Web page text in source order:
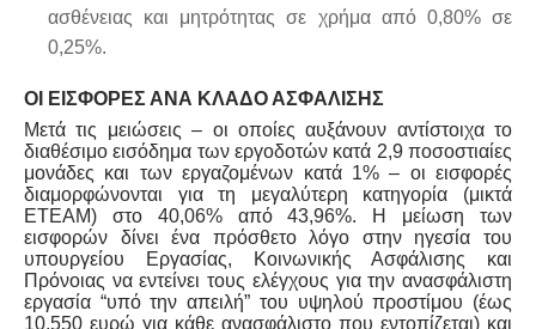
ασθένειας και μητρότητας σε χρήμα από 0,80% σε
0,25%.
ΟΙ ΕΙΣΦΟΡΕΣ ΑΝΑ ΚΛΑΔΟ ΑΣΦΑΛΙΣΗΣ
Μετά τις μειώσεις – οι οποίες αυξάνουν αντίστοιχα το
διαθέσιμο εισόδημα των εργοδοτών κατά 2,9 ποσοστιαίες
μονάδες και των εργαζομένων κατά 1% – οι εισφορές
διαμορφώνονται για τη μεγαλύτερη κατηγορία (μικτά
ΕΤΕΑΜ) στο 40,06% από 43,96%. Η μείωση των
εισφορών δίνει ένα πρόσθετο λόγο στην ηγεσία του
υπουργείου Εργασίας, Κοινωνικής Ασφάλισης και
Πρόνοιας να εντείνει τους ελέγχους για την ανασφάλιστη
εργασία “υπό την απειλή” του υψηλού προστίμου (έως
10.550 ευρώ για κάθε ανασφάλιστο που εντοπίζεται) και